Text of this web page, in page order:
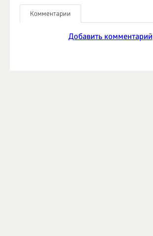
Комментарии
Добавить комментарий